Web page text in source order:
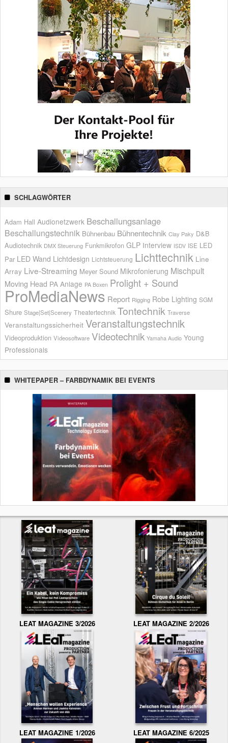
SCHLAGWÖRTER
Adam Hall Audionetzwerk Beschallungsanlage
Beschallungstechnik Bühnenbau Bühnentechnik Clay Paky D&B
Audiotechnik DMX Steuerung Funkmikrofon GLP Interview ISDV ISE LED
Par LED Wand Lichtdesign Lichtsteuerung Lichttechnik Line
Array Live-Streaming Meyer Sound Mikrofonierung Mischpult
Moving Head PA Anlage PA Boxen Prolight + Sound
ProMediaNews Report Rigging Robe Lighting SGM
Shure Stage|Set|Scenery Theatertechnik Tontechnik Traverse
Veranstaltungssicherheit Veranstaltungstechnik
Videoproduktion Videosoftware Videotechnik Yamaha Audio Young
Professionals
WHITEPAPER – FARBDYNAMIK BEI EVENTS
LEAT MAGAZINE 3/2026 LEAT MAGAZINE 2/2026
LEAT MAGAZINE 1/2026 LEAT MAGAZINE 6/2025